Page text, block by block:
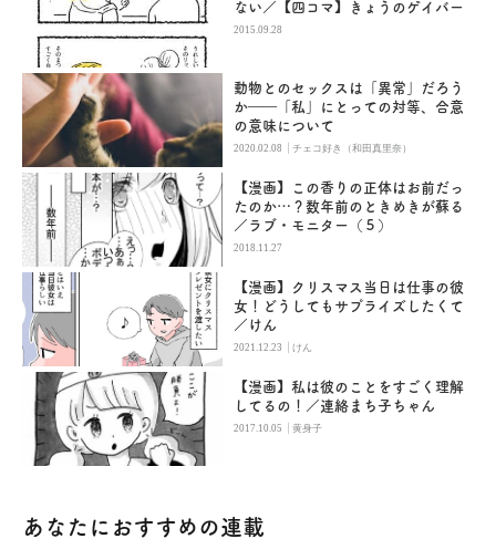
ない／【四コマ】きょうのゲイバー
2015.09.28
動物とのセックスは「異常」だろう
か――「私」にとっての対等、合意
の意味について
2020.02.08 |チェコ好き（和田真里奈）
【漫画】この香りの正体はお前だっ
たのか…？数年前のときめきが蘇る
／ラブ・モニター（５）
2018.11.27
【漫画】クリスマス当日は仕事の彼
女！どうしてもサプライズしたくて
／けん
2021.12.23 |けん
【漫画】私は彼のことをすごく理解
してるの！／連絡まち子ちゃん
2017.10.05 |黄身子
あなたにおすすめの連載